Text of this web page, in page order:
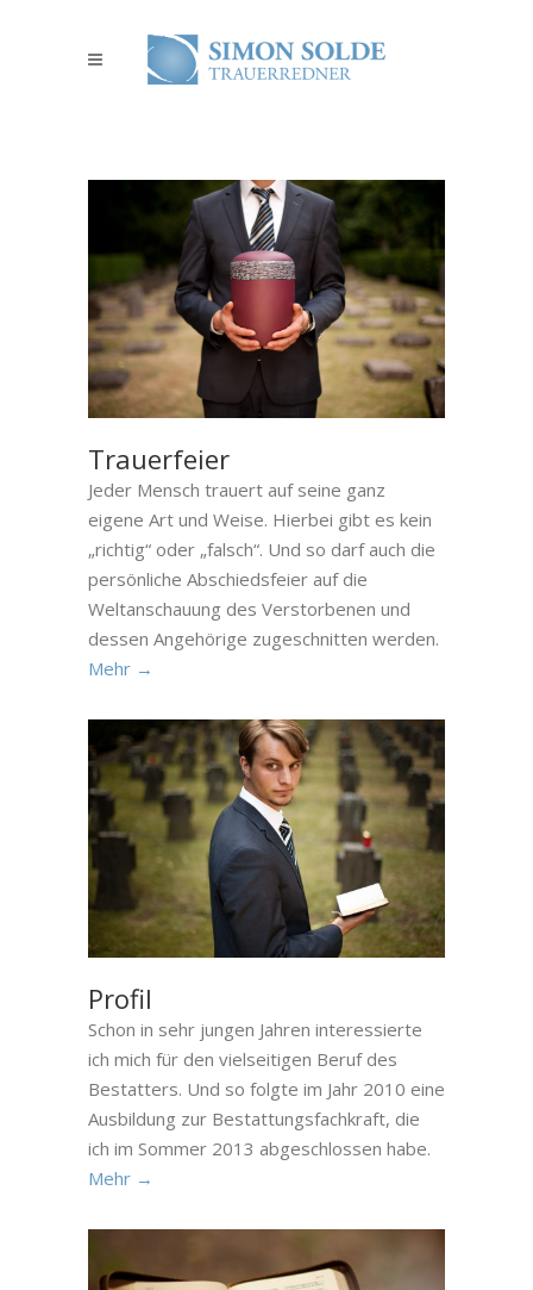
Trauerfeier
Jeder Mensch trauert auf seine ganz
eigene Art und Weise. Hierbei gibt es kein
„richtig“ oder „falsch“. Und so darf auch die
persönliche Abschiedsfeier auf die
Weltanschauung des Verstorbenen und
dessen Angehörige zugeschnitten werden.
Mehr →
Profil
Schon in sehr jungen Jahren interessierte
ich mich für den vielseitigen Beruf des
Bestatters. Und so folgte im Jahr 2010 eine
Ausbildung zur Bestattungsfachkraft, die
ich im Sommer 2013 abgeschlossen habe.
Mehr →